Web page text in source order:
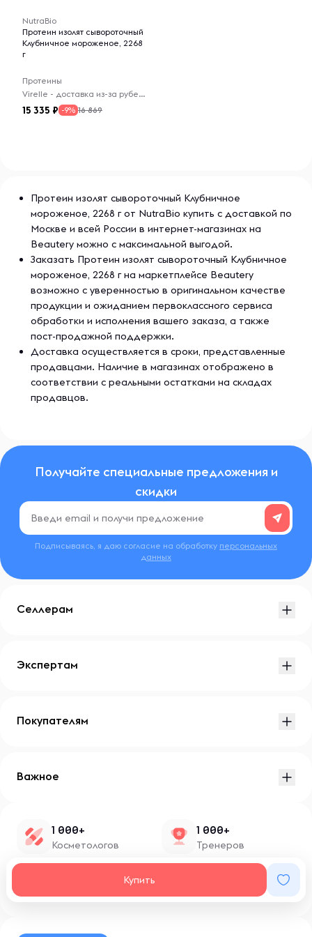
Предупреждения
Хранить в недоступном для детей месте. Перед
применением во время беременности, кормления
грудью, приема каких-либо заболеваний или приема
наблюдаться естественная усадка продукта. Мерная
ложка поставляется в комплекте. (Может опуститься на
дно при транспортировке). Хранить в сухом и
прохладном месте.
Примечание. Данный продукт следует принимать только
в качестве пищевой добавки. Не использовать для
снижения веса.
NutraBio
Протеин изолят сывороточный
Клубничное мороженое, 2268
г
Протеины
Virelle - доставка из-за рубежа
15 335 -9% 16 869
Протеин изолят сывороточный Клубничное
мороженое, 2268 г от NutraBio купить с доставкой по
Москве и всей России в интернет-магазинах на
Beautery можно с максимальной выгодой.
Заказать Протеин изолят сывороточный Клубничное
мороженое, 2268 г на маркетплейсе Beautery
возможно с уверенностью в оригинальном качестве
продукции и ожиданием первоклассного сервиса
обработки и исполнения вашего заказа, а также
пост-продажной поддержки.
Доставка осуществляется в сроки, представленные
продавцами. Наличие в магазинах отображено в
соответствии с реальными остатками на складах
продавцов.
Получайте специальные предложения и
скидки
Подписываясь, я даю согласие на обработку персональных
данных
Купить
Селлерам
Экспертам
Покупателям
Важное
1 000+
Косметологов
1 000+
Тренеров